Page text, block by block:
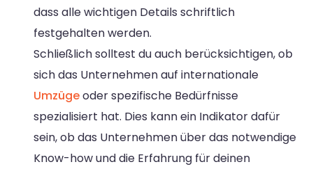
dass alle wichtigen Details schriftlich
festgehalten werden.
Schließlich solltest du auch berücksichtigen, ob
sich das Unternehmen auf internationale
Umzügeoder spezifische Bedürfnisse
spezialisiert hat. Dies kann ein Indikator dafür
sein, ob das Unternehmen über das notwendige
Know-how und die Erfahrung für deinen